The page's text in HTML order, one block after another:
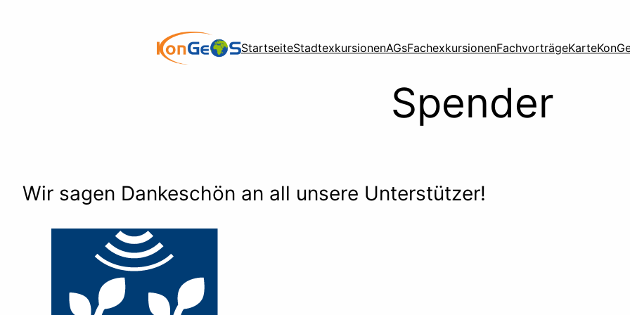
StartseiteStadtexkursionenAGsFachexkursionenFachvorträgeKarte
Spender
Wir sagen Dankeschön an all unsere Unterstützer!